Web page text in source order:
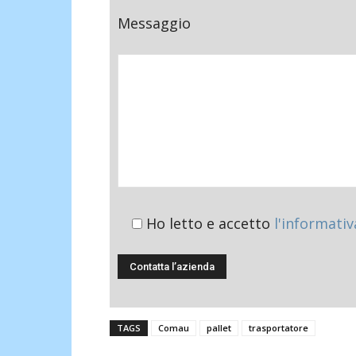
Messaggio
Ho letto e accetto
TAGS Comau pallet trasportatore